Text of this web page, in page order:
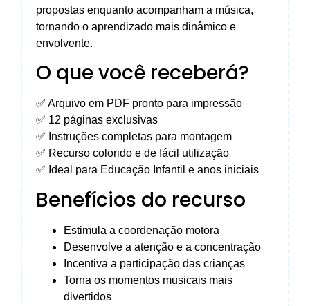
propostas enquanto acompanham a música,
tornando o aprendizado mais dinâmico e
envolvente.
O que você receberá?
✅ Arquivo em PDF pronto para impressão
✅ 12 páginas exclusivas
✅ Instruções completas para montagem
✅ Recurso colorido e de fácil utilização
✅ Ideal para Educação Infantil e anos iniciais
Benefícios do recurso
Estimula a coordenação motora
Desenvolve a atenção e a concentração
Incentiva a participação das crianças
Torna os momentos musicais mais
divertidos